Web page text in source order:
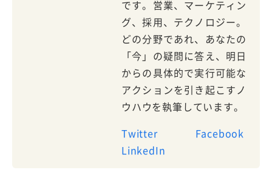
です。営業、マーケティン
グ、採用、テクノロジー。
どの分野であれ、あなたの
「今」の疑問に答え、明日
からの具体的で実行可能な
アクションを引き起こすノ
ウハウを執筆しています。
Twitter
Facebook
LinkedIn